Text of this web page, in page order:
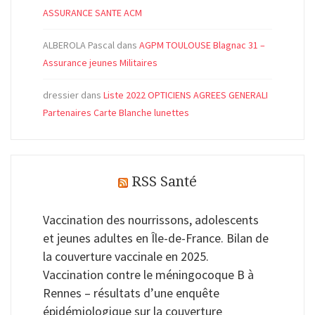
ASSURANCE SANTE ACM
ALBEROLA Pascal dans AGPM TOULOUSE Blagnac 31 –
Assurance jeunes Militaires
dressier dans Liste 2022 OPTICIENS AGREES GENERALI
Partenaires Carte Blanche lunettes
RSS Santé
Vaccination des nourrissons, adolescents
et jeunes adultes en Île-de-France. Bilan de
la couverture vaccinale en 2025.
Vaccination contre le méningocoque B à
Rennes – résultats d’une enquête
épidémiologique sur la couverture